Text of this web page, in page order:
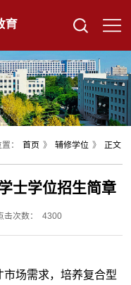
： 首页 》 辅修学位 》 正文
士学位招生简章
击次数： 4300
场需求，培养复合型